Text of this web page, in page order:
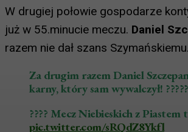
W drugiej połowie gospodarze
już w 55.minucie meczu. Daniel
razem nie dał szans
Za drugim razem Daniel
karny, który sam wywalczył!
???? Mecz Niebieskich z
pic.twitter.com/sRQdZ8Ykfl